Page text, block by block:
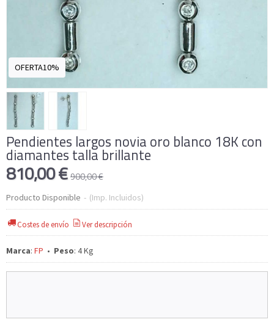
OFERTA10%
Pendientes largos novia oro blanco 18K con
diamantes talla brillante
810,00 €900,00 €
Producto Disponible - (Imp. Incluidos)
Costes de envío Ver descripción
Marca: FP • Peso: 4 Kg